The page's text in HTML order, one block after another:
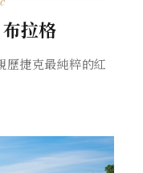
拉格
歷捷克最純粹的紅